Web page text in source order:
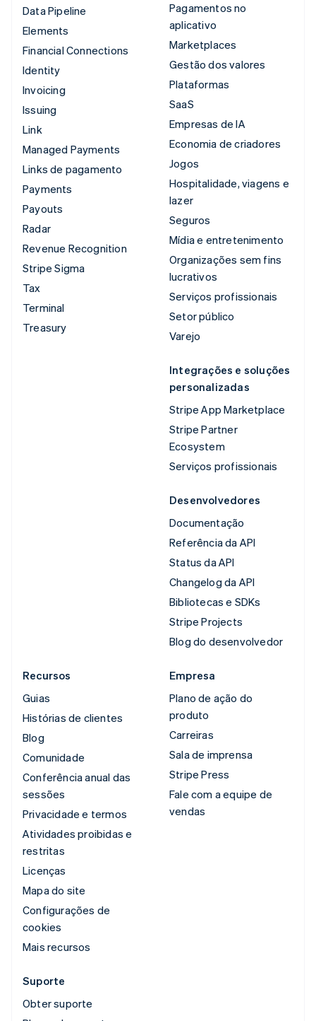
Data Pipeline
Elements
Financial Connections
Identity
Invoicing
Issuing
Link
Managed Payments
Links de pagamento
Payments
Payouts
Radar
Revenue Recognition
Stripe Sigma
Tax
Terminal
Treasury
Pagamentos no
aplicativo
Marketplaces
Gestão dos valores
Plataformas
SaaS
Empresas de IA
Economia de criadores
Jogos
Hospitalidade, viagens e
lazer
Seguros
Mídia e entretenimento
Organizações sem fins
lucrativos
Serviços profissionais
Setor público
Varejo
Integrações e soluções
personalizadas
Stripe App Marketplace
Stripe Partner
Ecosystem
Serviços profissionais
Desenvolvedores
Documentação
Referência da API
Status da API
Changelog da API
Bibliotecas e SDKs
Stripe Projects
Blog do desenvolvedor
Recursos
Guias
Histórias de clientes
Blog
Comunidade
Conferência anual das
sessões
Privacidade e termos
Atividades proibidas e
restritas
Licenças
Mapa do site
Configurações de
cookies
Mais recursos
Empresa
Plano de ação do
produto
Carreiras
Sala de imprensa
Stripe Press
Fale com a equipe de
vendas
Suporte
Obter suporte